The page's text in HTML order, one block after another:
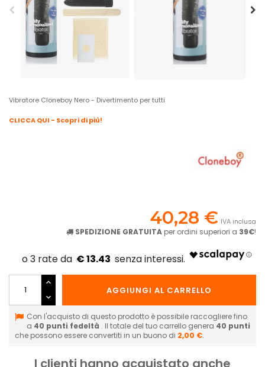
Vibratore Cloneboy Nero - Divertimento per tutti
CLICCA QUI - Scopri di più!
40,28 € IVA inclusa
SPEDIZIONE GRATUITA per ordini superiori a 39€!
€ 13.43
AGGIUNGI AL CARRELLO
Con l'acquisto di questo prodotto è possibile raccogliere fino
a 40 punti fedeltà . Il totale del tuo carrello genera 40 punti
che possono essere convertiti in un buono di 2,00 €.
I clienti hanno acquistato anche